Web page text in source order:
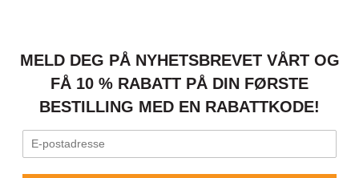
MELD DEG PÅ NYHETSBREVET VÅRT OG
FÅ 10 % RABATT PÅ DIN FØRSTE
BESTILLING MED EN RABATTKODE!